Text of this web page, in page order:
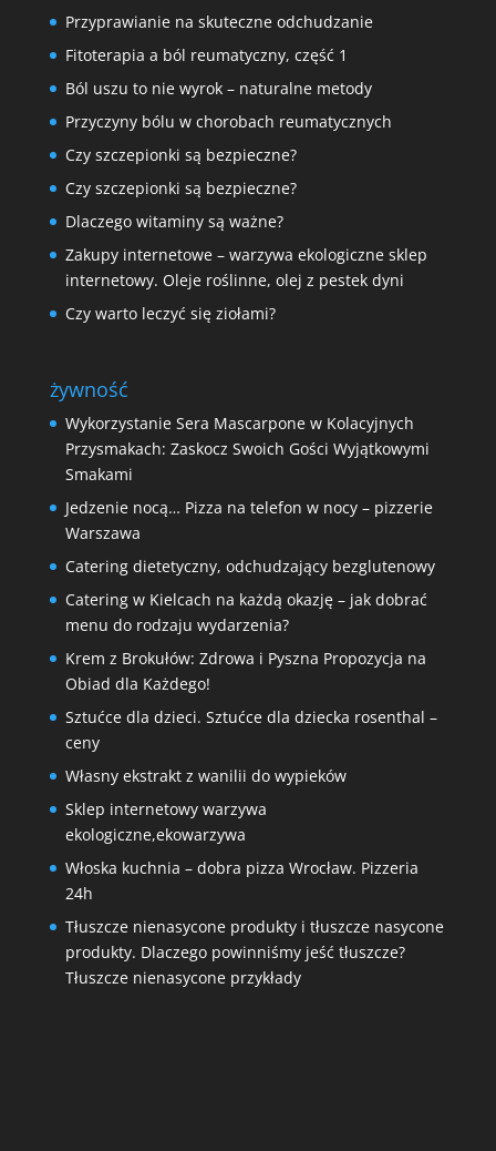
Przyprawianie na skuteczne odchudzanie
Fitoterapia a ból reumatyczny, część 1
Ból uszu to nie wyrok – naturalne metody
Przyczyny bólu w chorobach reumatycznych
Czy szczepionki są bezpieczne?
Czy szczepionki są bezpieczne?
Dlaczego witaminy są ważne?
Zakupy internetowe – warzywa ekologiczne sklep
internetowy. Oleje roślinne, olej z pestek dyni
Czy warto leczyć się ziołami?
żywność
Wykorzystanie Sera Mascarpone w Kolacyjnych
Przysmakach: Zaskocz Swoich Gości Wyjątkowymi
Smakami
Jedzenie nocą… Pizza na telefon w nocy – pizzerie
Warszawa
Catering dietetyczny, odchudzający bezglutenowy
Catering w Kielcach na każdą okazję – jak dobrać
menu do rodzaju wydarzenia?
Krem z Brokułów: Zdrowa i Pyszna Propozycja na
Obiad dla Każdego!
Sztućce dla dzieci. Sztućce dla dziecka rosenthal –
ceny
Własny ekstrakt z wanilii do wypieków
Sklep internetowy warzywa
ekologiczne,ekowarzywa
Włoska kuchnia – dobra pizza Wrocław. Pizzeria
24h
Tłuszcze nienasycone produkty i tłuszcze nasycone
produkty. Dlaczego powinniśmy jeść tłuszcze?
Tłuszcze nienasycone przykłady